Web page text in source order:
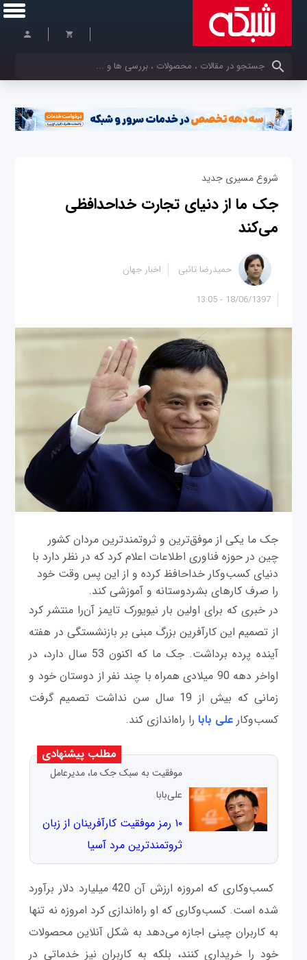
کلمات کلیدی خود را وارد کنید
شروع مسیری جدید
جک ما از دنیای تجارت خداحدافظی
می‌کند
18/06/1397 - 13:05
حمیدرضا تائبی اخبار جهان
جک ما یکی از موفق‌ترین و ثروتمندترین مردان کشور
چین در حوزه فناوری اطلاعات اعلام کرد که در نظر دارد با
دنیای کسب‌وکار خداحافظ کرده و از این پس وقت خود
را صرف کارهای بشردوستانه و آموزشی کند.
در خبری که برای اولین بار نیویورک تایمز ‌آن‌را منتشر کرد
از تصمیم این کارآفرین بزرگ مبنی بر بازنشستگی در هفته
آینده پرده برداشت. جک ما که اکنون 53 سال دارد، در
اواخر دهه 90 میلادی همراه با چند نفر از دوستان خود و
زمانی که بیش از 19 سال سن نداشت تصمیم گرفت
کسب‌وکارعلی بابا را راه‌اندازی کند.
مطلب پیشنهادی
موفقیت به سبک جک ما، مدیرعامل
علی‌بابا
۱۰ رمز موفقیت کارآفرینان از زبان
ثروتمندترین مرد آسیا
کسب‌وکاری که امروزه ارزش آن 420 میلیارد دلار برآورد
شده است. کسب‌وکاری که او راه‌اندازی کرد امروزه نه تنها
به کاربران چینی اجازه می‌دهد به شکل آنلاین محصولات
خود را خریداری کنند، بلکه به کاربران نیز خدماتی در